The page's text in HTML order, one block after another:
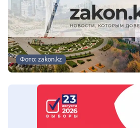
Фото: zakon.kz